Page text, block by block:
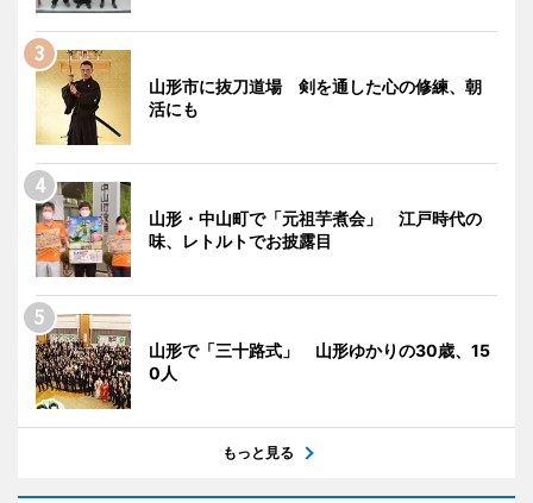
山形市に抜刀道場 剣を通した心の修練、朝
活にも
山形・中山町で「元祖芋煮会」 江戸時代の
味、レトルトでお披露目
山形で「三十路式」 山形ゆかりの30歳、15
0人
もっと見る